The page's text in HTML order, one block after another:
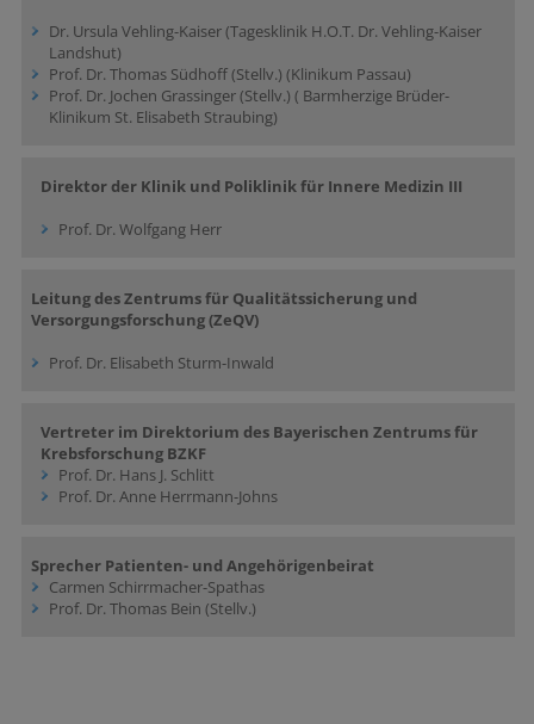
Dr. Ursula Vehling-Kaiser (Tagesklinik H.O.T. Dr. Vehling-Kaiser
Landshut)
Prof. Dr. Thomas Südhoff (Stellv.) (Klinikum Passau)
Prof. Dr. Jochen Grassinger (Stellv.) ( Barmherzige Brüder-
Klinikum St. Elisabeth Straubing)
Direktor der Klinik und Poliklinik für Innere Medizin III
Prof. Dr. Wolfgang Herr
Leitung des Zentrums für Qualitätssicherung und
Versorgungsforschung (ZeQV)
Prof. Dr. Elisabeth Sturm-Inwald
Vertreter im Direktorium des Bayerischen Zentrums für
Krebsforschung BZKF
Prof. Dr. Hans J. Schlitt
Prof. Dr. Anne Herrmann-Johns
Sprecher Patienten- und Angehörigenbeirat
Carmen Schirrmacher-Spathas
Prof. Dr. Thomas Bein (Stellv.)